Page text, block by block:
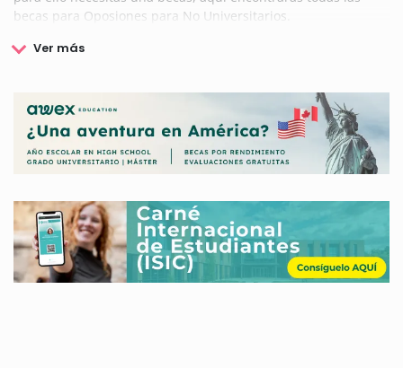
becas para Oposiones para No Universitarios.